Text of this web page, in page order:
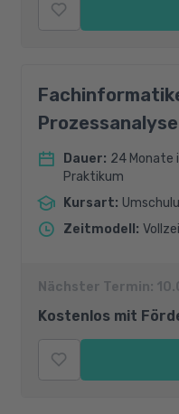
Dauer: 24 Monate
Praktikum
Kursart:
Zeitmodell :
Nächster Termin:
Kostenlos mit